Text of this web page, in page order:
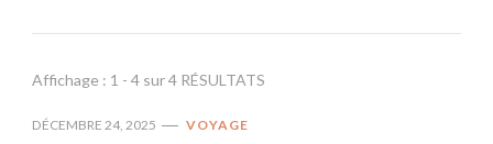
Affichage : 1 - 4 sur 4 RÉSULTATS
DÉCEMBRE 24, 2025 VOYAGE